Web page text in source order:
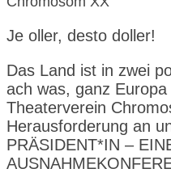
THE
CHEAP
Je oller, desto doller!
Das Land ist in zwei
ach was, ganz
Theaterverein
Herausforderung an
PRÄSIDENT*IN –